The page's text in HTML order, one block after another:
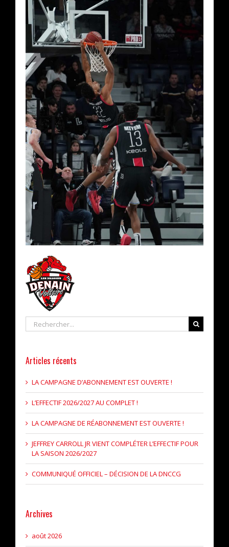
Rechercher
Articles récents
LA CAMPAGNE D’ABONNEMENT EST OUVERTE !
L’EFFECTIF 2026/2027 AU COMPLET !
LA CAMPAGNE DE RÉABONNEMENT EST OUVERTE !
JEFFREY CARROLL JR VIENT COMPLÉTER L’EFFECTIF POUR
LA SAISON 2026/2027
COMMUNIQUÉ OFFICIEL – DÉCISION DE LA DNCCG
Archives
août 2026